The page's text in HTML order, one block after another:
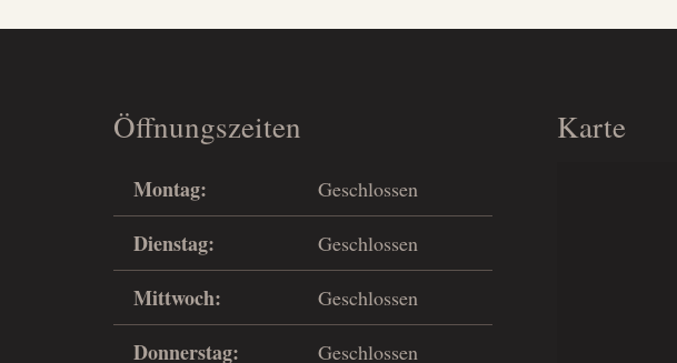
Öffnungszeiten
Montag: Geschlossen
Dienstag: Geschlossen
Mittwoch: Geschlossen
Donnerstag: Geschlossen
Karte